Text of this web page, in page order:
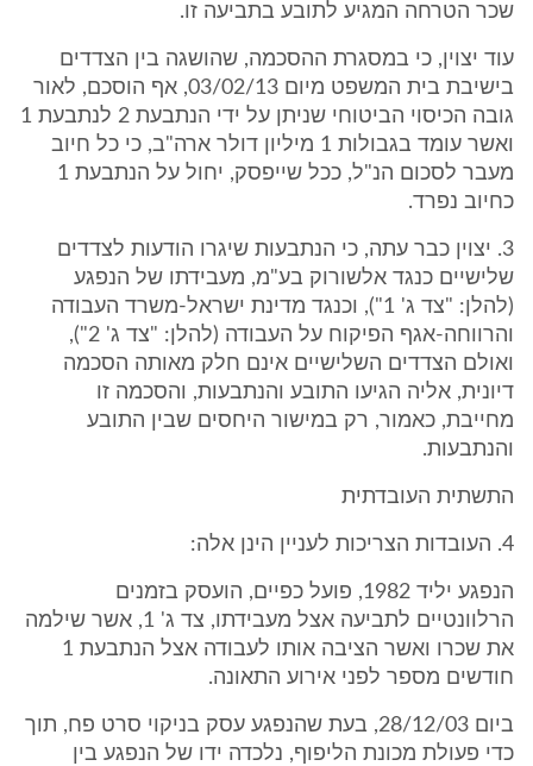
שכר הטרחה המגיע לתובע בתביעה זו.
עוד יצוין, כי במסגרת ההסכמה, שהושגה בין הצדדים
בישיבת בית המשפט מיום 03/02/13, אף הוסכם, לאור
גובה הכיסוי הביטוחי שניתן על ידי הנתבעת 2 לנתבעת 1
ואשר עומד בגבולות 1 מיליון דולר ארה"ב, כי כל חיוב
מעבר לסכום הנ"ל, ככל שייפסק, יחול על הנתבעת 1
כחיוב נפרד.
3. יצוין כבר עתה, כי הנתבעות שיגרו הודעות לצדדים
שלישיים כנגד אלשורוק בע"מ, מעבידתו של הנפגע
(להלן: "צד ג' 1"), וכנגד מדינת ישראל-משרד העבודה
והרווחה-אגף הפיקוח על העבודה (להלן: "צד ג' 2"),
ואולם הצדדים השלישיים אינם חלק מאותה הסכמה
דיונית, אליה הגיעו התובע והנתבעות, והסכמה זו
מחייבת, כאמור, רק במישור היחסים שבין התובע
והנתבעות.
התשתית העובדתית
4. העובדות הצריכות לעניין הינן אלה:
הנפגע יליד 1982, פועל כפיים, הועסק בזמנים
הרלוונטיים לתביעה אצל מעבידתו, צד ג' 1, אשר שילמה
את שכרו ואשר הציבה אותו לעבודה אצל הנתבעת 1
חודשים מספר לפני אירוע התאונה.
ביום 28/12/03, בעת שהנפגע עסק בניקוי סרט פח, תוך
כדי פעולת מכונת הליפוף, נלכדה ידו של הנפגע בין